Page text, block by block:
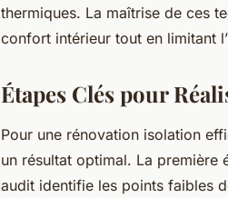
thermiques. La maîtrise de ces
confort intérieur tout en limitant
Étapes Clés pour
Pour une rénovation isolation
un résultat optimal. La première
audit identifie les points faibles